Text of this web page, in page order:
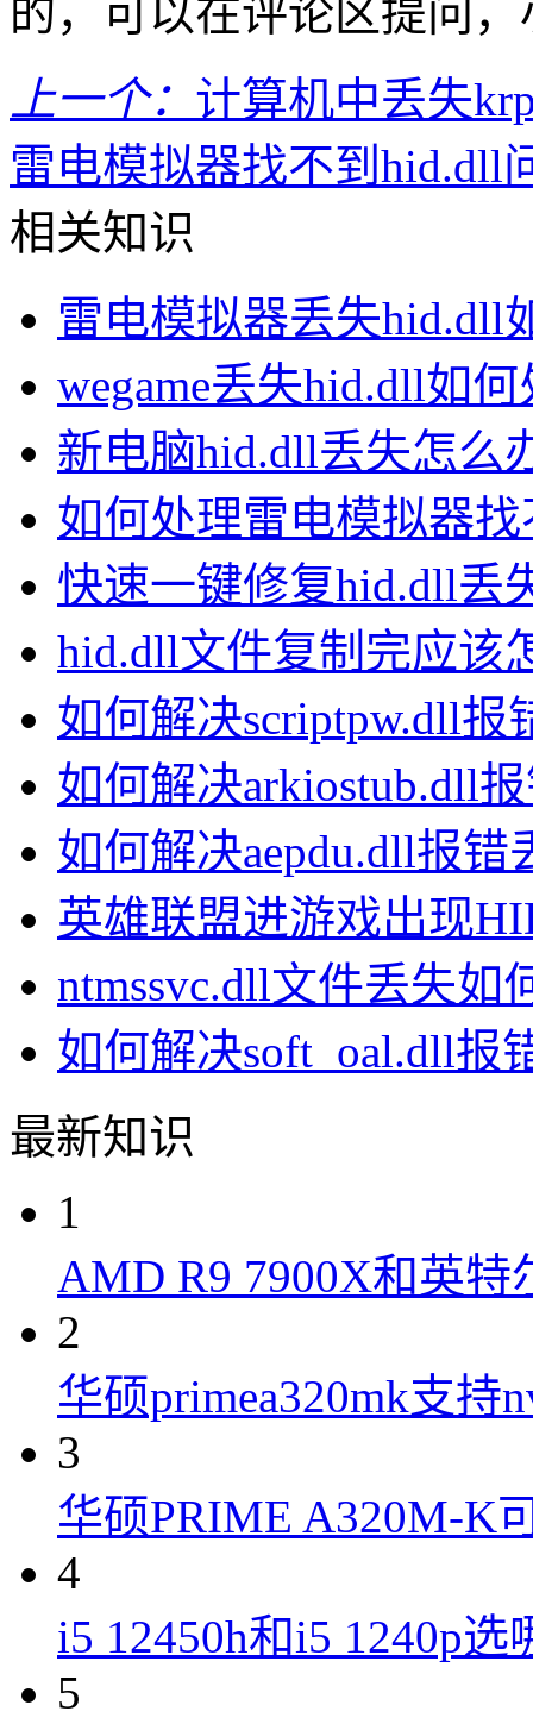
的，可以在评论区提问
上一个： 计算机中丢失
雷电模拟器找不到hid.dll
相关知识
雷电模拟器丢失hid.dll
wegame丢失hid.dll如
新电脑hid.dll丢失怎么
如何处理雷电模拟器
快速一键修复hid.dll丢
hid.dll文件复制完应该
如何解决scriptpw.dll报
如何解决arkiostub.dll
如何解决aepdu.dll报错
英雄联盟进游戏出现
ntmssvc.dll文件丢失如
如何解决soft_oal.dll报
最新知识
1
AMD R9 7900X和英特
2
华硕primea320mk支持
3
华硕PRIME A320M-K
4
i5 12450h和i5 1240p选
5